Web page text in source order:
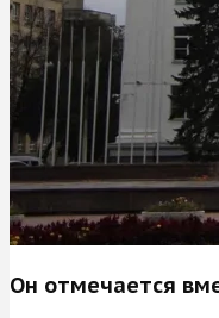
Он отмечается